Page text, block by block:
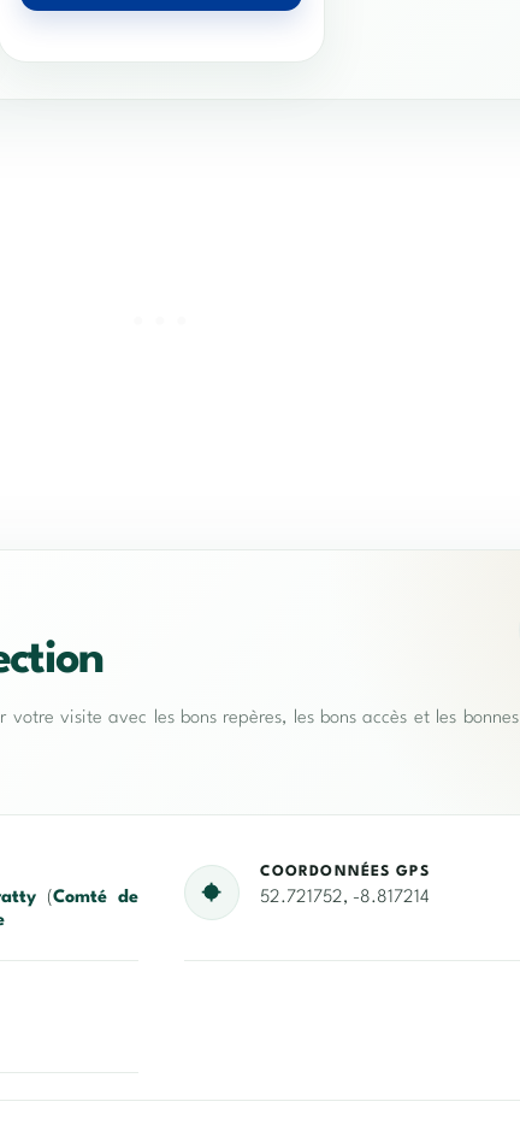
votre visite avec les bons repères, les bons accès et les bonnes
(Comté de
COORDONNÉES GPS
52.721752, -8.817214